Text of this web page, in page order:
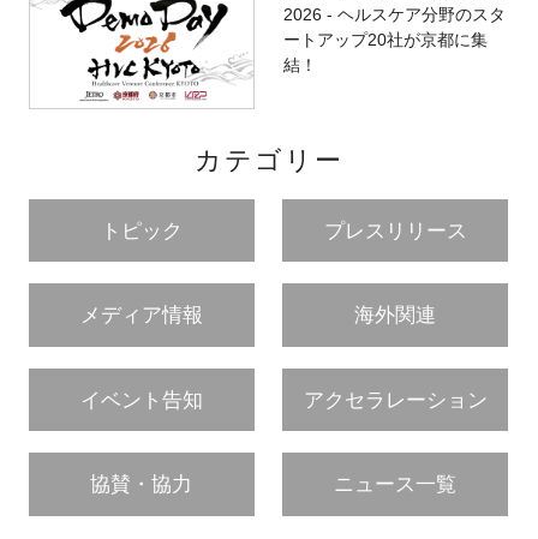
2026 - ヘルスケア分野のスタ
ートアップ20社が京都に集
結！
カテゴリー
トピック プレスリリース
メディア情報 海外関連
イベント告知 アクセラレーション
協賛・協力 ニュース一覧